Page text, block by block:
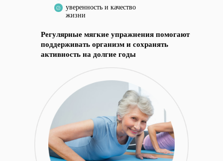
уверенность и качество
жизни
Регулярные мягкие упражнения помогают
поддерживать организм и сохранять
активность на долгие годы